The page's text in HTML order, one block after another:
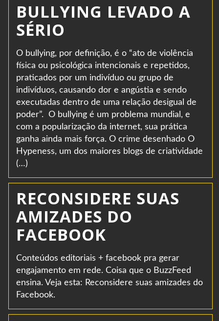
BULLYING LEVADO A
SÉRIO
O bullying, por definição, é o “ato de violência
física ou psicológica intencionais e repetidos,
praticados por um indivíduo ou grupo de
indivíduos, causando dor e angústia e sendo
executadas dentro de uma relação desigual de
poder”. O bullying é um problema mundial, e
com a popularização da internet, sua prática
ganha ainda mais força. O crime desenhado O
Hypeness, um dos maiores blogs de criatividade
(…)
RECONSIDERE SUAS
AMIZADES DO
FACEBOOK
Conteúdos editoriais + facebook pra gerar
engajamento em rede. Coisa que o BuzzFeed
ensina. Veja esta: Reconsidere suas amizades do
Facebook.